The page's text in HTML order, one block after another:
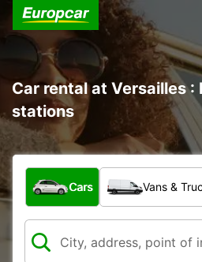
Car rental at Versailles :
stations
What type of vehicle?
Cars Vans &